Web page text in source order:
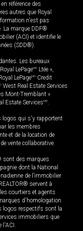
référence des
autres que Royal
n'est pas
La marque DDF®
(ACI) et identifie le
(SDD®).
Les bureaux
LePageMD Ltée »,
LePageMD Credit
West Real Estate Services
Mont-Tremblant »
Estate ServicesMD.
logos qui s'y rapportent
les membres
et de la location de
vente collaborative.
sont des marques
dont la National
de l’immobilier
servent à
courtiers et agents
d'homologation
logos respectifs sont la
immobiliers que
l'ACI.